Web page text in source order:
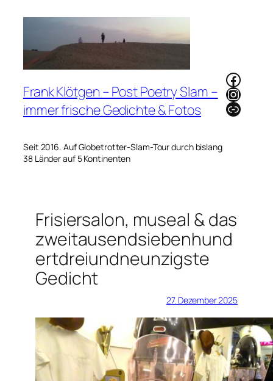
Frank Klötgen – Post Poetry Slam –
immer frische Gedichte & Fotos
Seit 2016. Auf Globetrotter-Slam-Tour durch bislang
38 Länder auf 5 Kontinenten
Link
Frisiersalon, museal & das
zweitausendsiebenhund
ertdreiundneunzigste
Gedicht
27. Dezember 2025